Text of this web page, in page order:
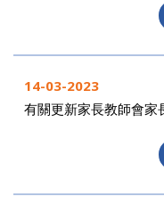
14-03-2023
有關更新家長教師會家